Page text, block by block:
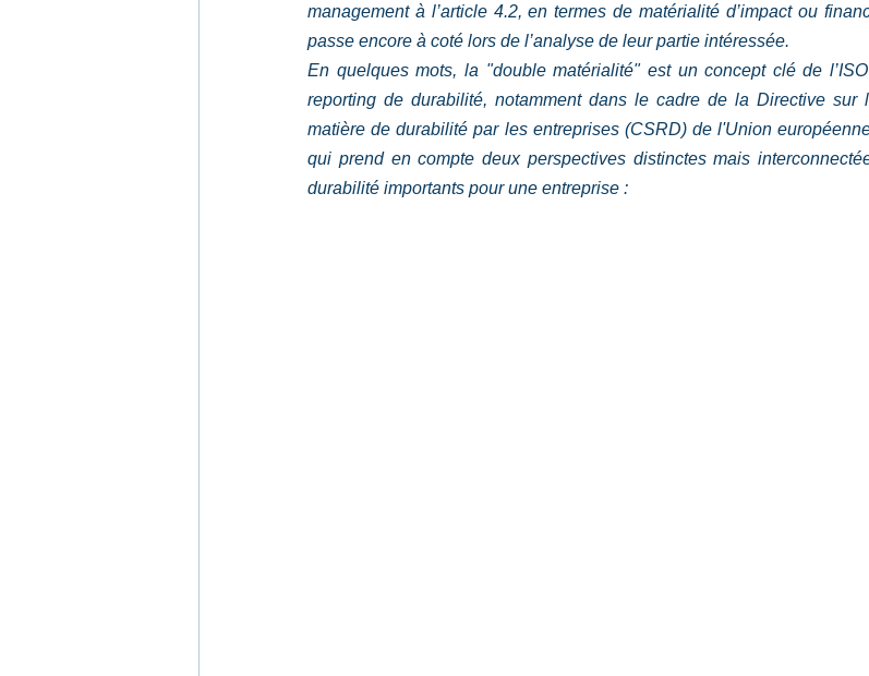
Continuité d'activité ISO 9001v2026
management à l’article 4.2, en termes de matérialité d’impact ou
passe encore à coté lors de l’analyse de leur partie intéressée.
En quelques mots, la "double matérialité" est un concept clé de
reporting de durabilité, notamment dans le cadre de la Directive sur
matière de durabilité par les entreprises (CSRD) de l'Union
qui prend en compte deux perspectives distinctes mais
durabilité importants pour une entreprise :